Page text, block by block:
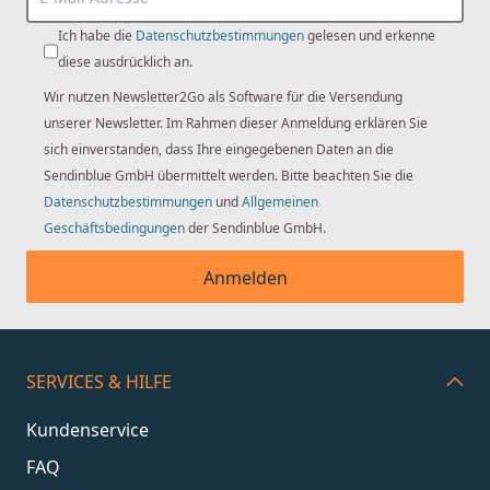
Ich habe die Datenschutzbestimmungengelesen und erkenne
diese ausdrücklich an.
Wir nutzen Newsletter2Go als Software für die Versendung
unserer Newsletter. Im Rahmen dieser Anmeldung erklären Sie
sich einverstanden, dass Ihre eingegebenen Daten an die
Sendinblue GmbH übermittelt werden. Bitte beachten Sie die
Datenschutzbestimmungen undAllgemeinen
Geschäftsbedingungender Sendinblue GmbH.
Anmelden
SERVICES & HILFE
Kundenservice
FAQ